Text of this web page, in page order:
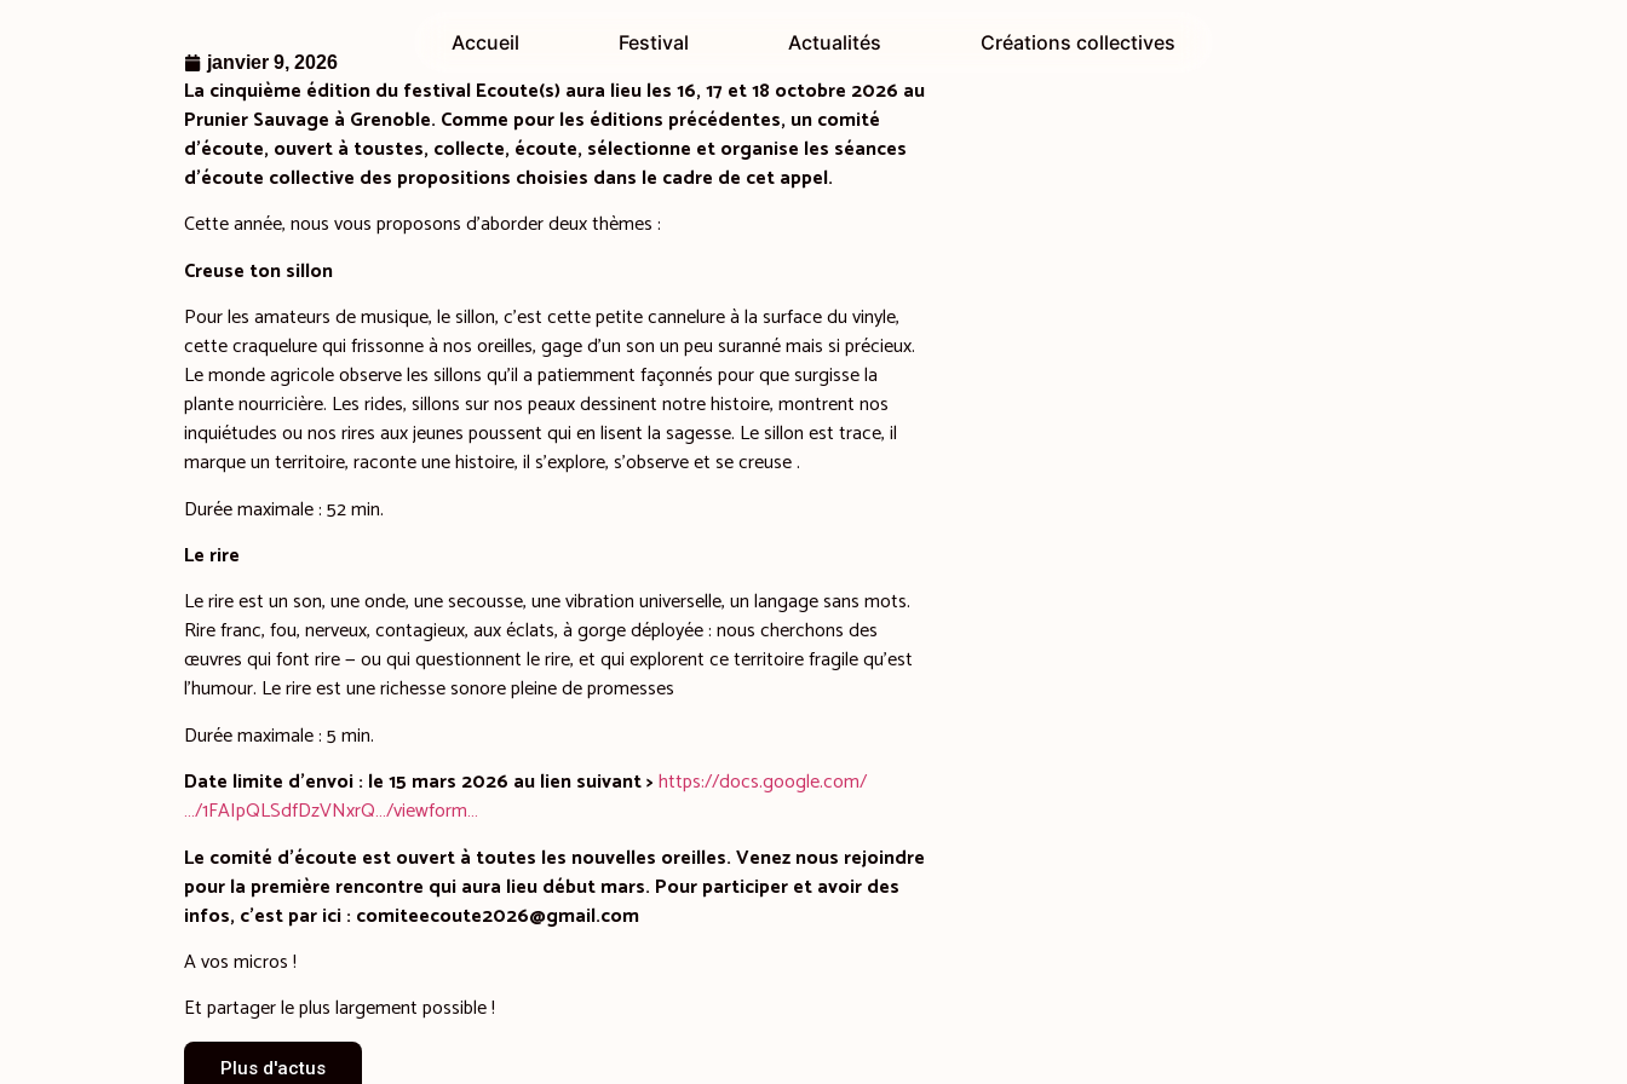
Accueil Festival Actualités Créations collectives
janvier 9, 2026
La cinquième édition du festival Ecoute(s) aura lieu les 16, 17 et 18 octobre 2026 au
Prunier Sauvage à Grenoble. Comme pour les éditions précédentes, un comité
d’écoute, ouvert à toustes, collecte, écoute, sélectionne et organise les séances
d’écoute collective des propositions choisies dans le cadre de cet appel.
Cette année, nous vous proposons d’aborder deux thèmes :
Creuse ton sillon
Pour les amateurs de musique, le sillon, c’est cette petite cannelure à la surface du vinyle,
cette craquelure qui frissonne à nos oreilles, gage d’un son un peu suranné mais si précieux.
Le monde agricole observe les sillons qu’il a patiemment façonnés pour que surgisse la
plante nourricière. Les rides, sillons sur nos peaux dessinent notre histoire, montrent nos
inquiétudes ou nos rires aux jeunes poussent qui en lisent la sagesse. Le sillon est trace, il
marque un territoire, raconte une histoire, il s’explore, s’observe et se creuse .
Durée maximale : 52 min.
Le rire
Le rire est un son, une onde, une secousse, une vibration universelle, un langage sans mots.
Rire franc, fou, nerveux, contagieux, aux éclats, à gorge déployée : nous cherchons des
œuvres qui font rire — ou qui questionnent le rire, et qui explorent ce territoire fragile qu’est
l’humour. Le rire est une richesse sonore pleine de promesses
Durée maximale : 5 min.
Date limite d’envoi : le 15 mars 2026 au lien suivant >https://docs.google.com/
…/1FAIpQLSdfDzVNxrQ…/viewform…
Le comité d’écoute est ouvert à toutes les nouvelles oreilles. Venez nous rejoindre
pour la première rencontre qui aura lieu début mars. Pour participer et avoir des
infos, c’est par ici : comiteecoute2026@gmail.com
A vos micros !
Et partager le plus largement possible !
Plus d'actus